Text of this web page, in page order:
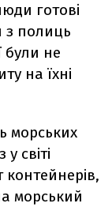
готові
з полиць
були не
на їхні
морських
світі
контейнерів,
морський